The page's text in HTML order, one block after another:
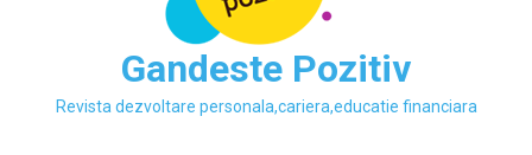
Gandeste Pozitiv
Revista dezvoltare personala,cariera,educatie financiara